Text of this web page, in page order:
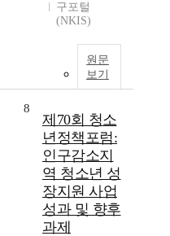
구포털
(NKIS)
원문
보기
8
제70회 청소
년정책포럼:
인구감소지
역 청소년 성
장지원 사업
성과 및 향후
과제